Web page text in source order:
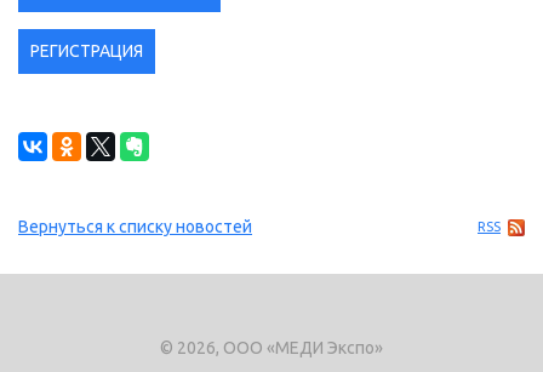
РЕГИСТРАЦИЯ
RSS
Вернуться к списку новостей
© 2026, ООО «МЕДИ Экспо»